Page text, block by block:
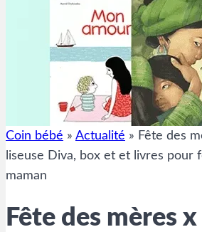
Coin bébé » Actualité » Fête des
liseuse Diva, box et et livres pour
maman
Fête des mères